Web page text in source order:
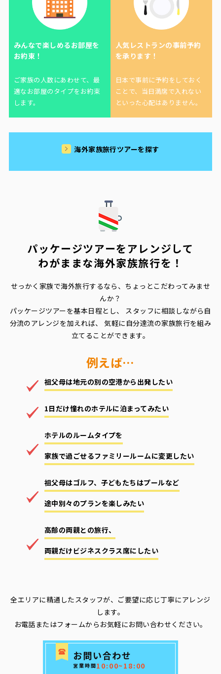
みんなで楽しめるお部屋を
お約束！
ご家族の人数にあわせて、最
適なお部屋のタイプをお約束
します。
人気レストランの事前予約
を承ります！
日本で事前に予約をしておく
ことで、当日満席で入れない
といった心配はありません。
海外家族旅行ツアーを探す
パッケージツアーをアレンジして
わがままな海外家族旅行を！
せっかく家族で海外旅行するなら、 ちょっとこだわってみませ
んか？
パッケージツアーを基本日程とし、
スタッフに相談しながら自
分流のアレンジを加えれば、
気軽に自分達流の家族旅行を組み
立てることができます。
例えば…
祖父母は地元の別の空港から出発したい
1日だけ憧れのホテルに泊まってみたい
ホテルのルームタイプを
家族で過ごせるファミリールームに変更したい
祖父母はゴルフ、子どもたちはプールなど
途中別々のプランを楽しみたい
高齢の両親との旅行、
両親だけビジネスクラス席にしたい
全エリアに精通したスタッフが、ご要望に応じ丁寧にアレンジ
します。
お電話またはフォームからお気軽にお問い合わせください。
お問い合わせ
営業時間10:00~18:00